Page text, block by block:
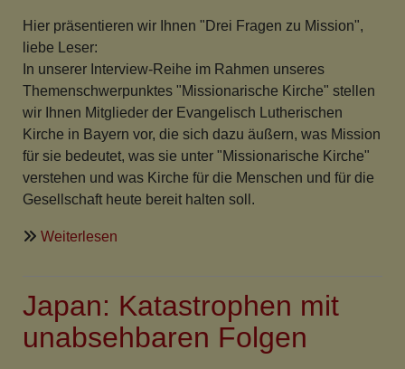
Hier präsentieren wir Ihnen "Drei Fragen zu Mission",
liebe Leser:
In unserer Interview-Reihe im Rahmen unseres
Themenschwerpunktes "Missionarische Kirche" stellen
wir Ihnen Mitglieder der Evangelisch Lutherischen
Kirche in Bayern vor, die sich dazu äußern, was Mission
für sie bedeutet, was sie unter "Missionarische Kirche"
verstehen und was Kirche für die Menschen und für die
Gesellschaft heute bereit halten soll.
Weiterlesen
zu
Eine
Japan: Katastrophen mit
unabsehbaren Folgen